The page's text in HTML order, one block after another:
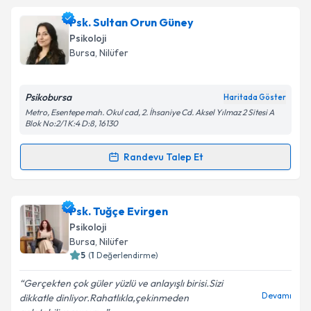
Psk. Bahar Kalyoncuiçin randevu takvimi talebi
oluşturun. Size bu uzmandan randevu almanız için bir
takvim hazırlandığında e-posta ile bilgilendireceğiz.
Kişisel verilerimin işlenmesine ilişkinAydınlatma
'ni okudum ve kişisel verilerimin belirtilen
kapsamda işlenmesini kabul ediyorum.
Takvim Talebini Gönder
Psk. Sultan Orun Güney
Psikoloji
Bursa, Nilüfer
Psikobursa Haritada Göster
Metro, Esentepe mah. Okul cad, 2. İhsaniye Cd. Aksel Yılmaz 2 Sitesi A
Blok No:2/1 K:4 D:8, 16130
Randevu Talep Et
Randevu Takvimi Talebi
Psk. Sultan Orun Güneyiçin randevu takvimi talebi
oluşturun. Size bu uzmandan randevu almanız için bir
takvim hazırlandığında e-posta ile bilgilendireceğiz.
Psk. Tuğçe Evirgen
Psikoloji
Bursa, Nilüfer
5 (1 Değerlendirme)
Gerçekten çok güler yüzlü ve anlayışlı birisi.Sizi
dikkatle dinliyor.Rahatlıkla,çekinmeden
Devamı